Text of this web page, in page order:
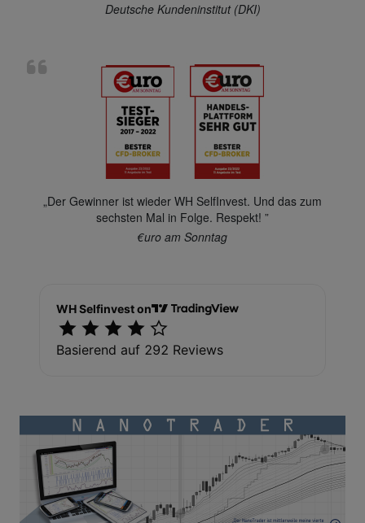
Deutsche Kundeninstitut (DKI)
„Der Gewinner ist wieder WH SelfInvest. Und das zum
sechsten Mal in Folge. Respekt! ”
€uro am Sonntag